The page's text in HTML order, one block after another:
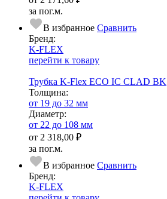
за пог.м.
В избранное Сравнить
Бренд:
K-FLEX
перейти к товару
Трубка K-Flex ECO IC CLAD BK
Тол­щи­на:
от 19 до 32 мм
Диаметр:
от 22 до 108 мм
от 2 318,00 ₽
за пог.м.
В избранное Сравнить
Бренд:
K-FLEX